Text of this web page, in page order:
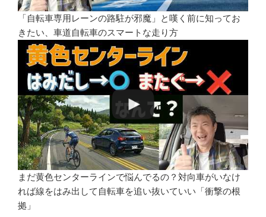
「自転車専用レーンの路駐が邪魔」と嘆く前に知ってお
きたい、車道自転車のスマートな走り方
まだ黄色センターラインで悩んでるの？対向車がいなけ
れば線をはみ出して自転車を追い抜いていい「衝撃の根
拠」